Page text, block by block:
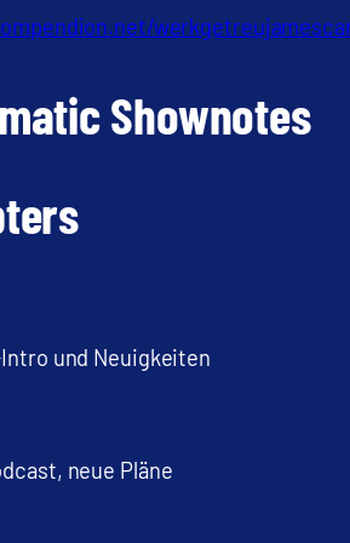
Shownotes
und Neuigkeiten
neue Pläne